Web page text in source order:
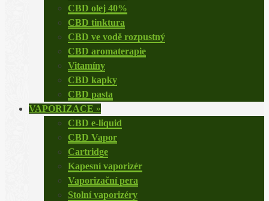
CBD olej 40%
CBD tinktura
CBD ve vodě rozpustný
CBD aromaterapie
Vitamíny
CBD kapky
CBD pasta
VAPORIZACE »
CBD e-liquid
CBD Vapor
Cartridge
Kapesní vaporizér
Vaporizační pera
Stolní vaporizéry